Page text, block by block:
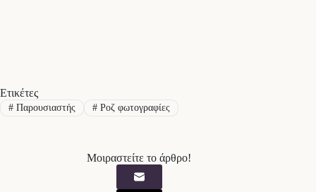
Ετικέτες
#Παρουσιαστής #Ροζ φωτογραφίες
Μοιραστείτε το άρθρο!